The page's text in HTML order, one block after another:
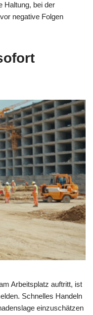
Haltung, bei der
negative Folgen
Arbeitsplatz auftritt, ist
Schnelles Handeln
einzuschätzen